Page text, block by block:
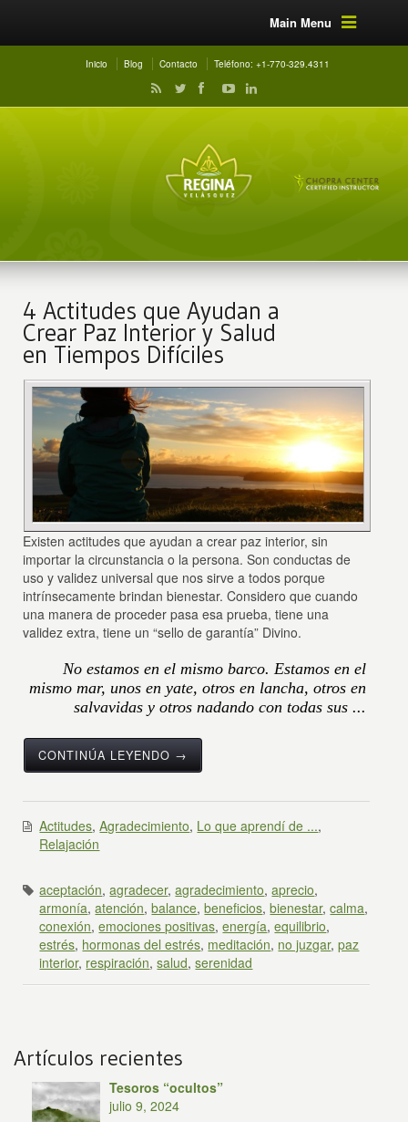
Main Menu
Inicio Blog Contacto Teléfono: +1-770-329.4311
4 Actitudes que Ayudan a
Crear Paz Interior y Salud
en Tiempos Difíciles
Existen actitudes que ayudan a crear paz interior, sin
importar la circunstancia o la persona. Son conductas de
uso y validez universal que nos sirve a todos porque
intrínsecamente brindan bienestar. Considero que cuando
una manera de proceder pasa esa prueba, tiene una
validez extra, tiene un “sello de garantía” Divino.
No estamos en el mismo barco. Estamos en el
mismo mar, unos en yate, otros en lancha, otros en
salvavidas y otros nadando con todas sus ...
CONTINÚA LEYENDO →
Actitudes,Agradecimiento, Lo que aprendí de ...,
Relajación
aceptación,agradecer,agradecimiento,aprecio,
armonía,atención,balance,beneficios,bienestar,calma,
conexión,emociones positivas,energía,equilibrio,
estrés, hormonas del estrés, meditación, no juzgar,paz
interior, respiración,salud,serenidad
Artículos recientes
Tesoros “ocultos”
julio 9, 2024